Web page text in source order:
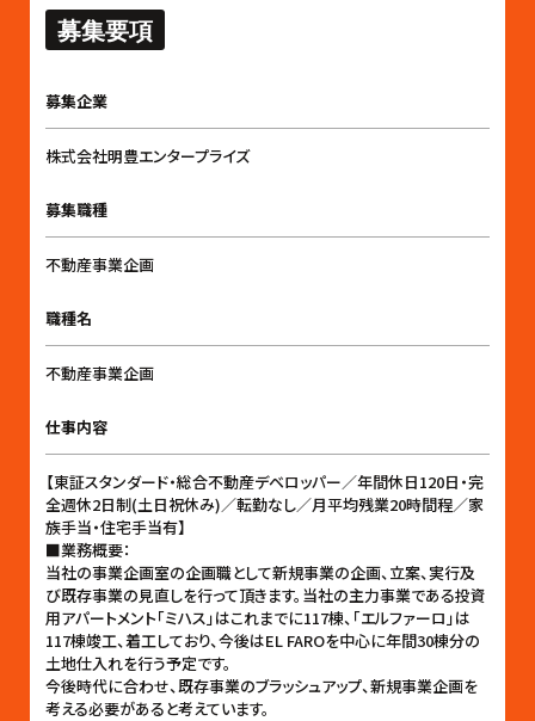
募集要項
募集企業
株式会社明豊エンタープライズ
募集職種
不動産事業企画
職種名
不動産事業企画
仕事内容
【東証スタンダード・総合不動産デベロッパー／年間休日120日・完
全週休2日制(土日祝休み)／転勤なし／月平均残業20時間程／家
族手当・住宅手当有】
■業務概要：
当社の事業企画室の企画職として新規事業の企画、立案、実行及
び既存事業の見直しを行って頂きます。当社の主力事業である投資
用アパートメント「ミハス」はこれまでに117棟、「エルファーロ」は
117棟竣工、着工しており、今後はEL FAROを中心に年間30棟分の
土地仕入れを行う予定です。
今後時代に合わせ、既存事業のブラッシュアップ、新規事業企画を
考える必要があると考えています。